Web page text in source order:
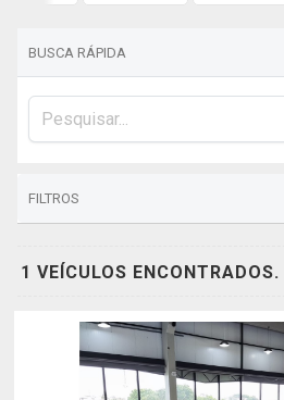
BUSCA RÁPIDA
FILTROS
1 VEÍCULOS ENCONTRADOS.